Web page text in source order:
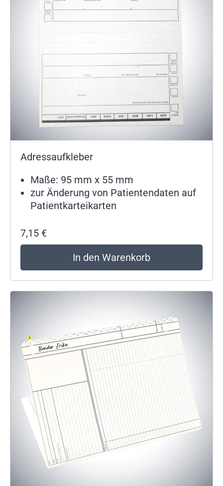
Adressaufkleber
Maße: 95 mm x 55 mm
zur Änderung von Patientendaten auf
Patientkarteikarten
7,15 €
In den Warenkorb